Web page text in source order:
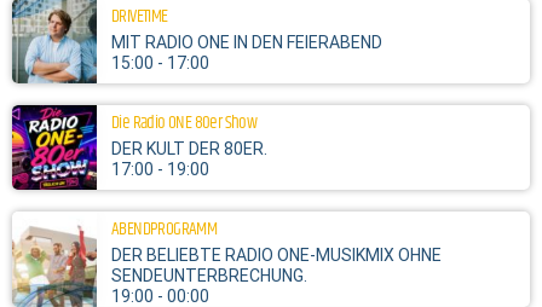
DRIVETIME
MIT RADIO ONE IN DEN FEIERABEND
15:00 - 17:00
Die Radio ONE 80er Show
DER KULT DER 80ER.
17:00 - 19:00
ABENDPROGRAMM
DER BELIEBTE RADIO ONE-MUSIKMIX OHNE
SENDEUNTERBRECHUNG.
19:00 - 00:00